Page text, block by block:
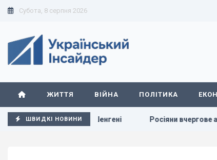
Субота, 8 серпня 2026
ЖИТТЯ ВІЙНА ПОЛІТИКА
ШВИДКІ НОВИНИ
у Шенгені Росіяни вчергове атакували